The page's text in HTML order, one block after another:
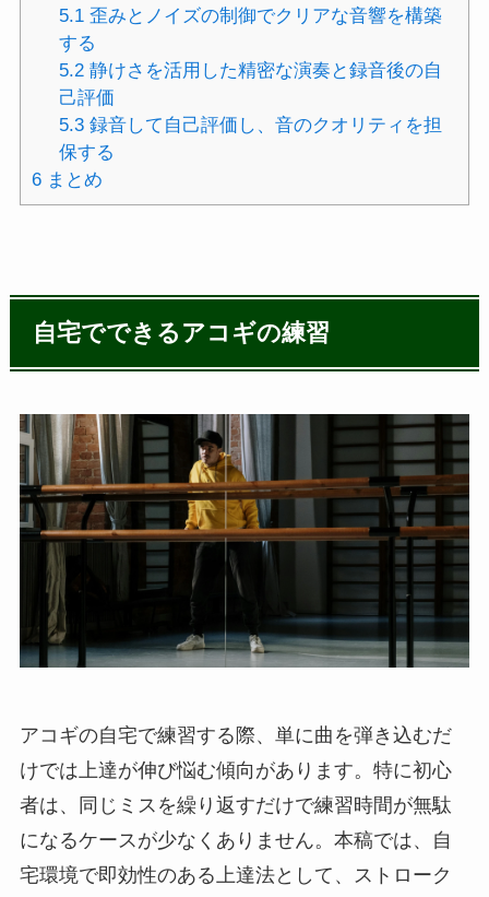
5.1 歪みとノイズの制御でクリアな音響を構築
する
5.2 静けさを活用した精密な演奏と録音後の自
己評価
5.3 録音して自己評価し、音のクオリティを担
保する
6まとめ
自宅でできるアコギの練習
アコギの自宅で練習する際、単に曲を弾き込むだ
けでは上達が伸び悩む傾向があります。特に初心
者は、同じミスを繰り返すだけで練習時間が無駄
になるケースが少なくありません。本稿では、自
宅環境で即効性のある上達法として、ストローク